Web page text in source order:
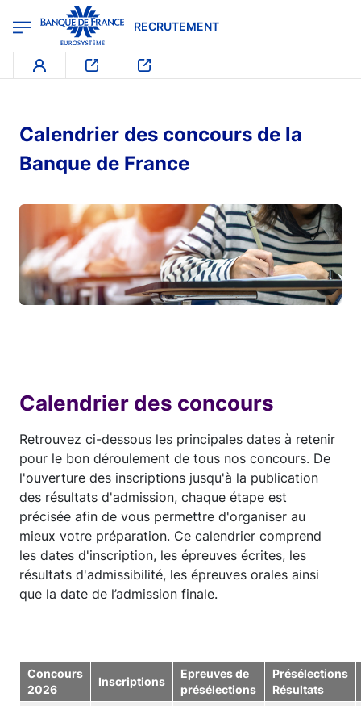
Aller au contenu principal
RECRUTEMENT - Menu Principal
RECRUTEMENT
Calendrier des concours de la
Banque de France
Calendrier des concours
Retrouvez ci-dessous les principales dates à retenir
pour le bon déroulement de tous nos concours. De
l'ouverture des inscriptions jusqu'à la publication
des résultats d'admission, chaque étape est
précisée afin de vous permettre d'organiser au
mieux votre préparation. Ce calendrier comprend
les dates d'inscription, les épreuves écrites, les
résultats d'admissibilité, les épreuves orales ainsi
que la date de l’admission finale.
Concours
2026
Inscriptions
Epreuves de
présélections
Présélections
Résultats